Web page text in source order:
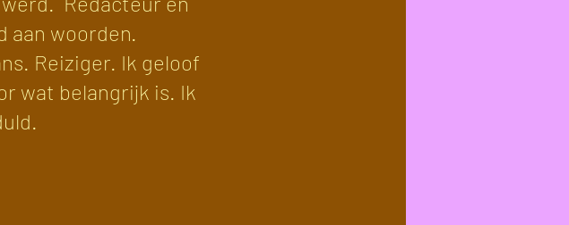
aan woorden.
Reiziger. Ik geloof
wat belangrijk is. Ik